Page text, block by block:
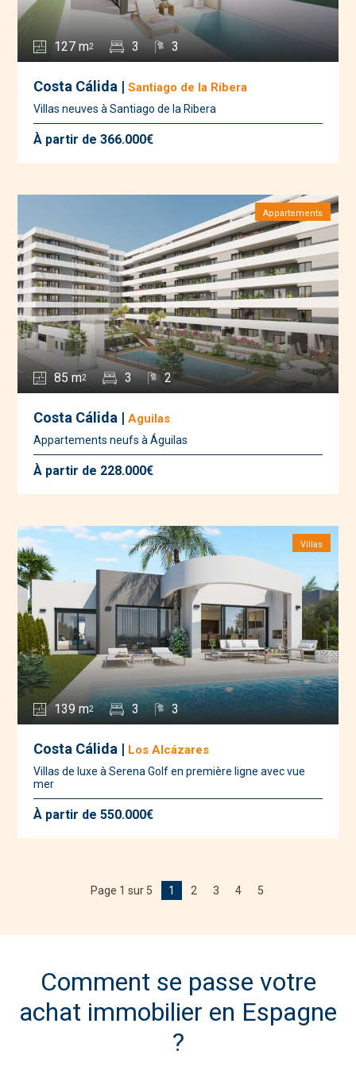
127 m2 3 3
Costa Cálida |Santiago de la Ribera
Villas neuves à Santiago de la Ribera
À partir de 366.000€
85 m2 3 2
Appartements
Costa Cálida |Aguilas
Appartements neufs à Águilas
À partir de 228.000€
139 m2 3 3
Villas
Costa Cálida | Los Alcázares
Villas de luxe à Serena Golf en première ligne avec vue
mer
À partir de 550.000€
Page 1 sur 5 1 2 3 4 5
Comment se passe votre
achat immobilier en Espagne
?